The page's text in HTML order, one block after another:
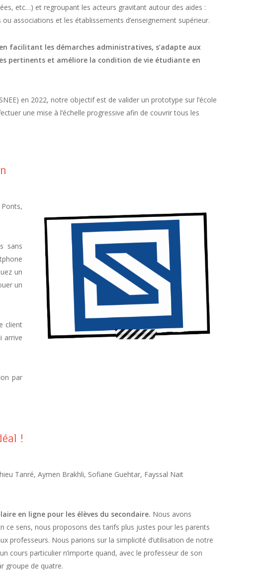
etc…) et regroupant les acteurs gravitant autour des aides :
associations et les établissements d’enseignement supérieur.
facilitant les démarches administratives, s’adapte aux
pertinents et améliore la condition de vie étudiante en
en 2022, notre objectif est de valider un prototype sur l’école
une mise à l’échelle progressive afin de couvrir tous les
sans
un
un
client
arrive
par
!
Tanré, Aymen Brakhli, Sofiane Guehtar, Fayssal Nait
en ligne pour les élèves du secondaire. Nous avons
ce sens, nous proposons des tarifs plus justes pour les parents
professeurs. Nous parions sur la simplicité d’utilisation de notre
cours particulier n’importe quand, avec le professeur de son
groupe de quatre.